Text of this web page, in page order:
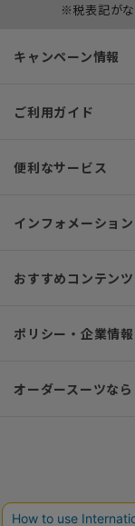
※税表記が
キャンペーン情報
ご利用ガイド
便利なサービス
インフォメーション
おすすめコンテンツ
ポリシー・企業情報
オーダースーツな